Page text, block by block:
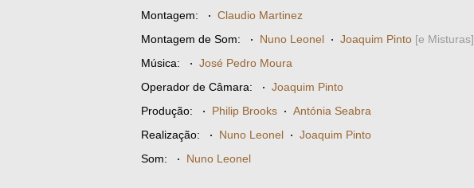
Montagem: · Claudio Martinez
Montagem de Som: · Nuno Leonel · Joaquim Pinto [e Misturas]
Música: · José Pedro Moura
Operador de Câmara: · Joaquim Pinto
Produção: · Philip Brooks · Antónia Seabra
Realização: · Nuno Leonel · Joaquim Pinto
Som: · Nuno Leonel